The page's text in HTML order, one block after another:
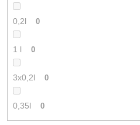
0,2l 0
1 l 0
3x0,2l 0
0,35l 0